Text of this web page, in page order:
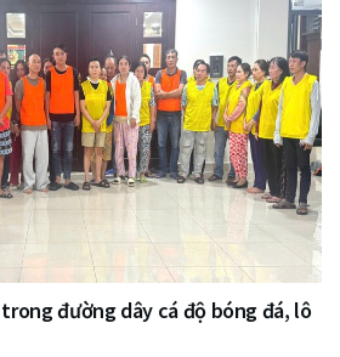
đường dây cá độ bóng đá, lô